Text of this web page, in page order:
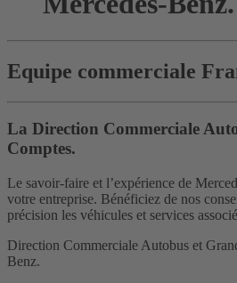
Equipe commerciale
La Direction Commerciale
Comptes.
Le savoir-faire et l’expérience de
votre entreprise. Bénéficiez de nos
précision les véhicules et services
Direction Commerciale Autobus et
Benz.